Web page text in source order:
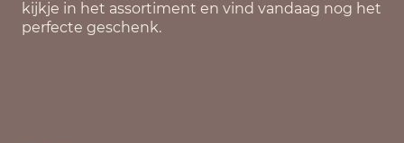
kijkje in het assortiment en vind vandaag nog het
perfecte geschenk.